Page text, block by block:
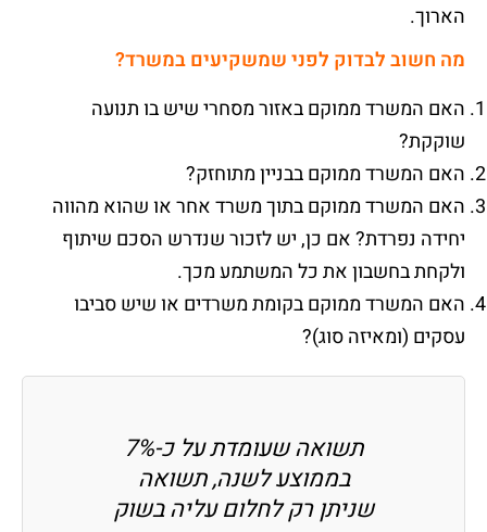
הארוך.
מה חשוב לבדוק לפני שמשקיעים במשרד?
האם המשרד ממוקם באזור מסחרי שיש בו תנועה
שוקקת?
האם המשרד ממוקם בבניין מתוחזק?
האם המשרד ממוקם בתוך משרד אחר או שהוא מהווה
יחידה נפרדת? אם כן, יש לזכור שנדרש הסכם שיתוף
ולקחת בחשבון את כל המשתמע מכך.
האם המשרד ממוקם בקומת משרדים או שיש סביבו
עסקים (ומאיזה סוג)?
תשואה שעומדת על כ-7%
בממוצע לשנה, תשואה
שניתן רק לחלום עליה בשוק